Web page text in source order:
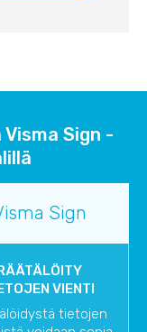
Sign -
Sign
VIENTI
tietojen